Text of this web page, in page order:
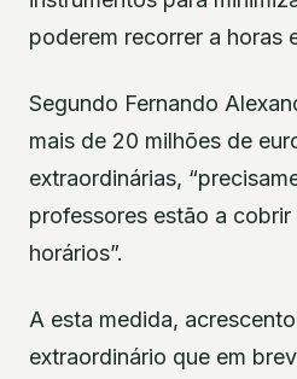
poderem recorrer a horas
Segundo Fernando
mais de 20 milhões de
extraordinárias,
professores estão a
horários”.
A esta medida,
extraordinário que em